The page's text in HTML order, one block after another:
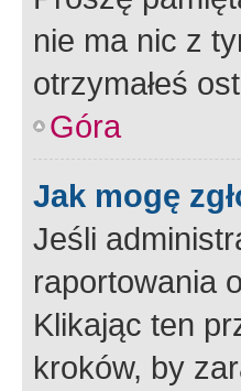
nie ma nic z
otrzymałeś
Góra
Jak mogę
Jeśli
raportowania
Klikając ten
kroków, by